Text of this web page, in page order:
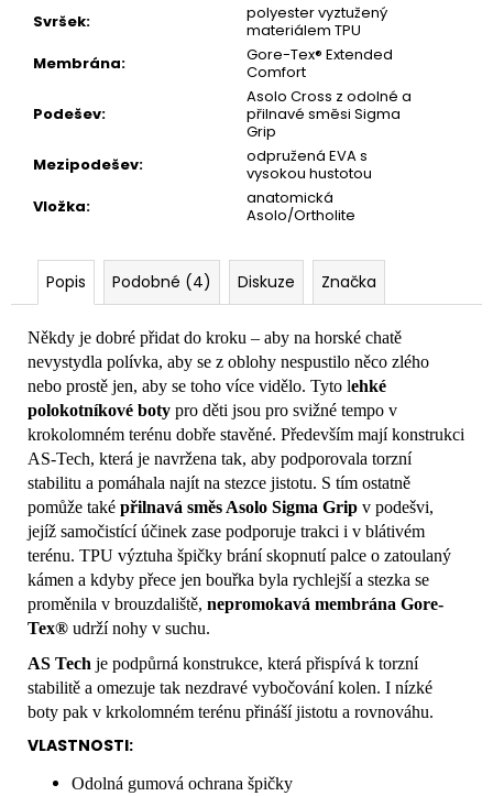
Svršek:
polyester vyztužený
materiálem TPU
Membrána:
Gore-Tex® Extended
Comfort
Podešev:
Asolo Cross z odolné a
přilnavé směsi Sigma
Grip
Mezipodešev:
odpružená EVA s
vysokou hustotou
Vložka:
anatomická
Asolo/Ortholite
Popis Podobné (4) Diskuze Značka
Někdy je dobré přidat do kroku – aby na horské chatě
nevystydla polívka, aby se z oblohy nespustilo něco zlého
nebo prostě jen, aby se toho více vidělo. Tyto lehké
polokotníkové boty pro děti jsou pro svižné tempo v
krokolomném terénu dobře stavěné. Především mají konstrukci
AS-Tech, která je navržena tak, aby podporovala torzní
stabilitu a pomáhala najít na stezce jistotu. S tím ostatně
pomůže také přilnavá směs Asolo Sigma Grip v podešvi,
jejíž samočistící účinek zase podporuje trakci i v blátivém
terénu. TPU výztuha špičky brání skopnutí palce o zatoulaný
kámen a kdyby přece jen bouřka byla rychlejší a stezka se
proměnila v brouzdaliště, nepromokavá membrána Gore-
Tex® udrží nohy v suchu.
AS Tech je podpůrná konstrukce, která přispívá k torzní
stabilitě a omezuje tak nezdravé vybočování kolen. I nízké
boty pak v krkolomném terénu přináší jistotu a rovnováhu.
VLASTNOSTI:
Odolná gumová ochrana špičky